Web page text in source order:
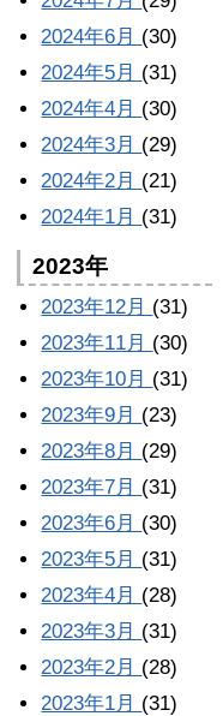
2024年6月 (30)
2024年5月 (31)
2024年4月 (30)
2024年3月 (29)
2024年2月 (21)
2024年1月 (31)
2023年
2023年12月 (31)
2023年11月 (30)
2023年10月 (31)
2023年9月 (23)
2023年8月 (29)
2023年7月 (31)
2023年6月 (30)
2023年5月 (31)
2023年4月 (28)
2023年3月 (31)
2023年2月 (28)
2023年1月 (31)